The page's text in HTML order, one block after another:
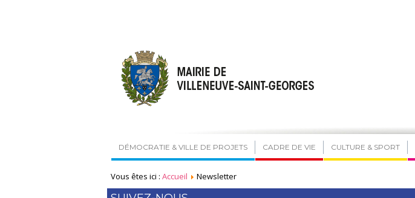
DÉMOCRATIE & VILLE DE PROJETS CADRE DE VIE CULTURE & SPORT
Vous êtes ici : Accueil Newsletter